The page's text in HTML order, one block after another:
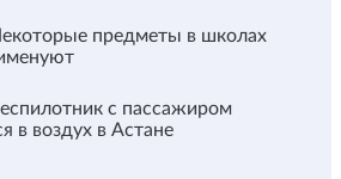
предметы в школах
с пассажиром
в воздух в Астане